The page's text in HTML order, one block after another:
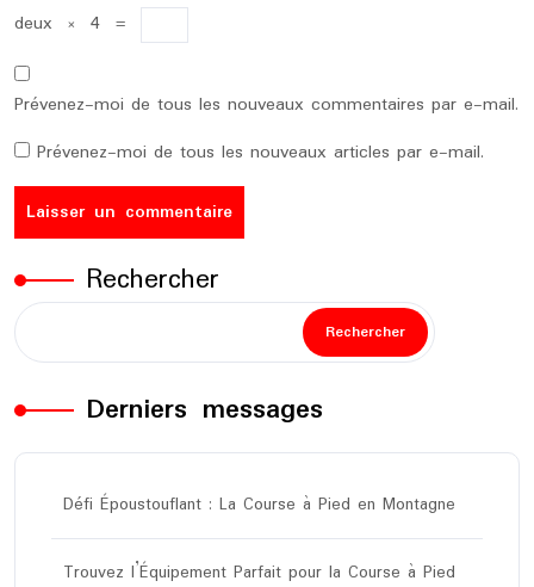
deux × 4 =
Prévenez-moi de tous les nouveaux commentaires par e-mail.
Prévenez-moi de tous les nouveaux articles par e-mail.
Rechercher
Rechercher
Derniers messages
Défi Époustouflant : La Course à Pied en Montagne
Trouvez l’Équipement Parfait pour la Course à Pied